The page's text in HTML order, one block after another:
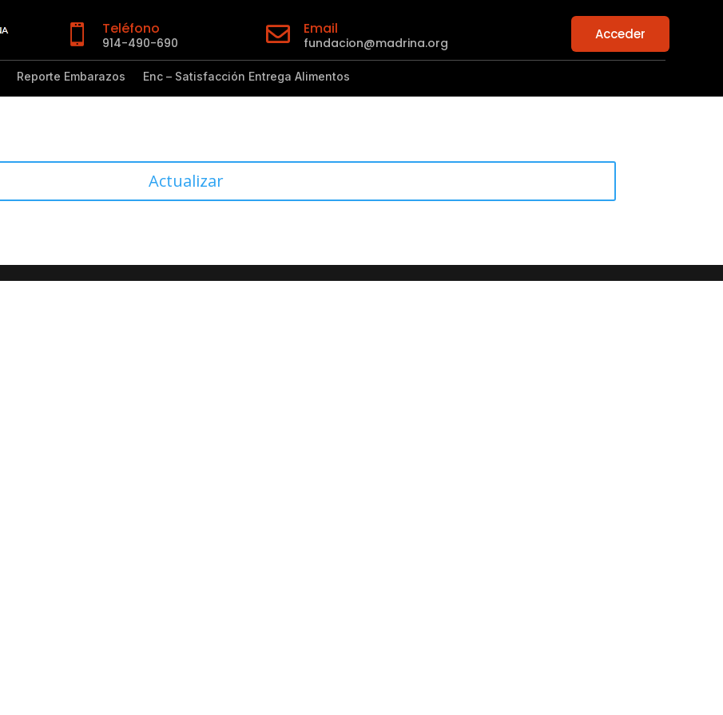
 Teléfono
914-490-690  Email
fundacion@madrina.org
Acceder
Reporte Embarazos Enc – Satisfacción Entrega Alimentos
Actualizar